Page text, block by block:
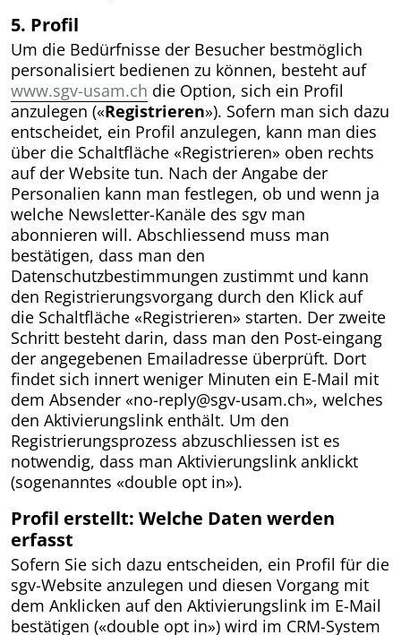
5. Profil
Um die Bedürfnisse der Besucher bestmöglich
personalisiert bedienen zu können, besteht auf
www.sgv-usam.ch die Option, sich ein Profil
anzulegen («Registrieren»). Sofern man sich dazu
entscheidet, ein Profil anzulegen, kann man dies
über die Schaltfläche «Registrieren» oben rechts
auf der Website tun. Nach der Angabe der
Personalien kann man festlegen, ob und wenn ja
welche Newsletter-Kanäle des sgv man
abonnieren will. Abschliessend muss man
bestätigen, dass man den
Datenschutzbestimmungen zustimmt und kann
den Registrierungsvorgang durch den Klick auf
die Schaltfläche «Registrieren» starten. Der zweite
Schritt besteht darin, dass man den Post-eingang
der angegebenen Emailadresse überprüft. Dort
findet sich innert weniger Minuten ein E-Mail mit
dem Absender «no-reply@sgv-usam.ch», welches
den Aktivierungslink enthält. Um den
Registrierungsprozess abzuschliessen ist es
notwendig, dass man Aktivierungslink anklickt
(sogenanntes «double opt in»).
Profil erstellt: Welche Daten werden
erfasst
Sofern Sie sich dazu entscheiden, ein Profil für die
sgv-Website anzulegen und diesen Vorgang mit
dem Anklicken auf den Aktivierungslink im E-Mail
bestätigen («double opt in») wird im CRM-System